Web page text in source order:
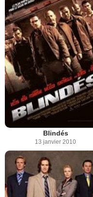
Blindés
13 janvier 2010